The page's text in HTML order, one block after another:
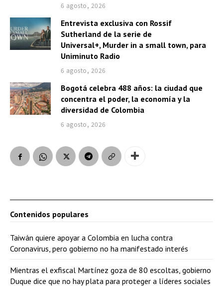
6 agosto, 2026
Entrevista exclusiva con Rossif
Sutherland de la serie de
Universal+, Murder in a small town, para
Uniminuto Radio
6 agosto, 2026
Bogotá celebra 488 años: la ciudad que
concentra el poder, la economía y la
diversidad de Colombia
6 agosto, 2026
Contenidos populares
Taiwán quiere apoyar a Colombia en lucha contra
Coronavirus, pero gobierno no ha manifestado interés
Mientras el exfiscal Martínez goza de 80 escoltas, gobierno
Duque dice que no hay plata para proteger a líderes sociales